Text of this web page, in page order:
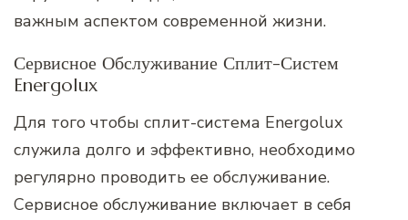
важным аспектом современной жизни.
Сервисное Обслуживание Сплит-Систем
Energolux
Для того чтобы сплит-система Energolux
служила долго и эффективно, необходимо
регулярно проводить ее обслуживание.
Сервисное обслуживание включает в себя